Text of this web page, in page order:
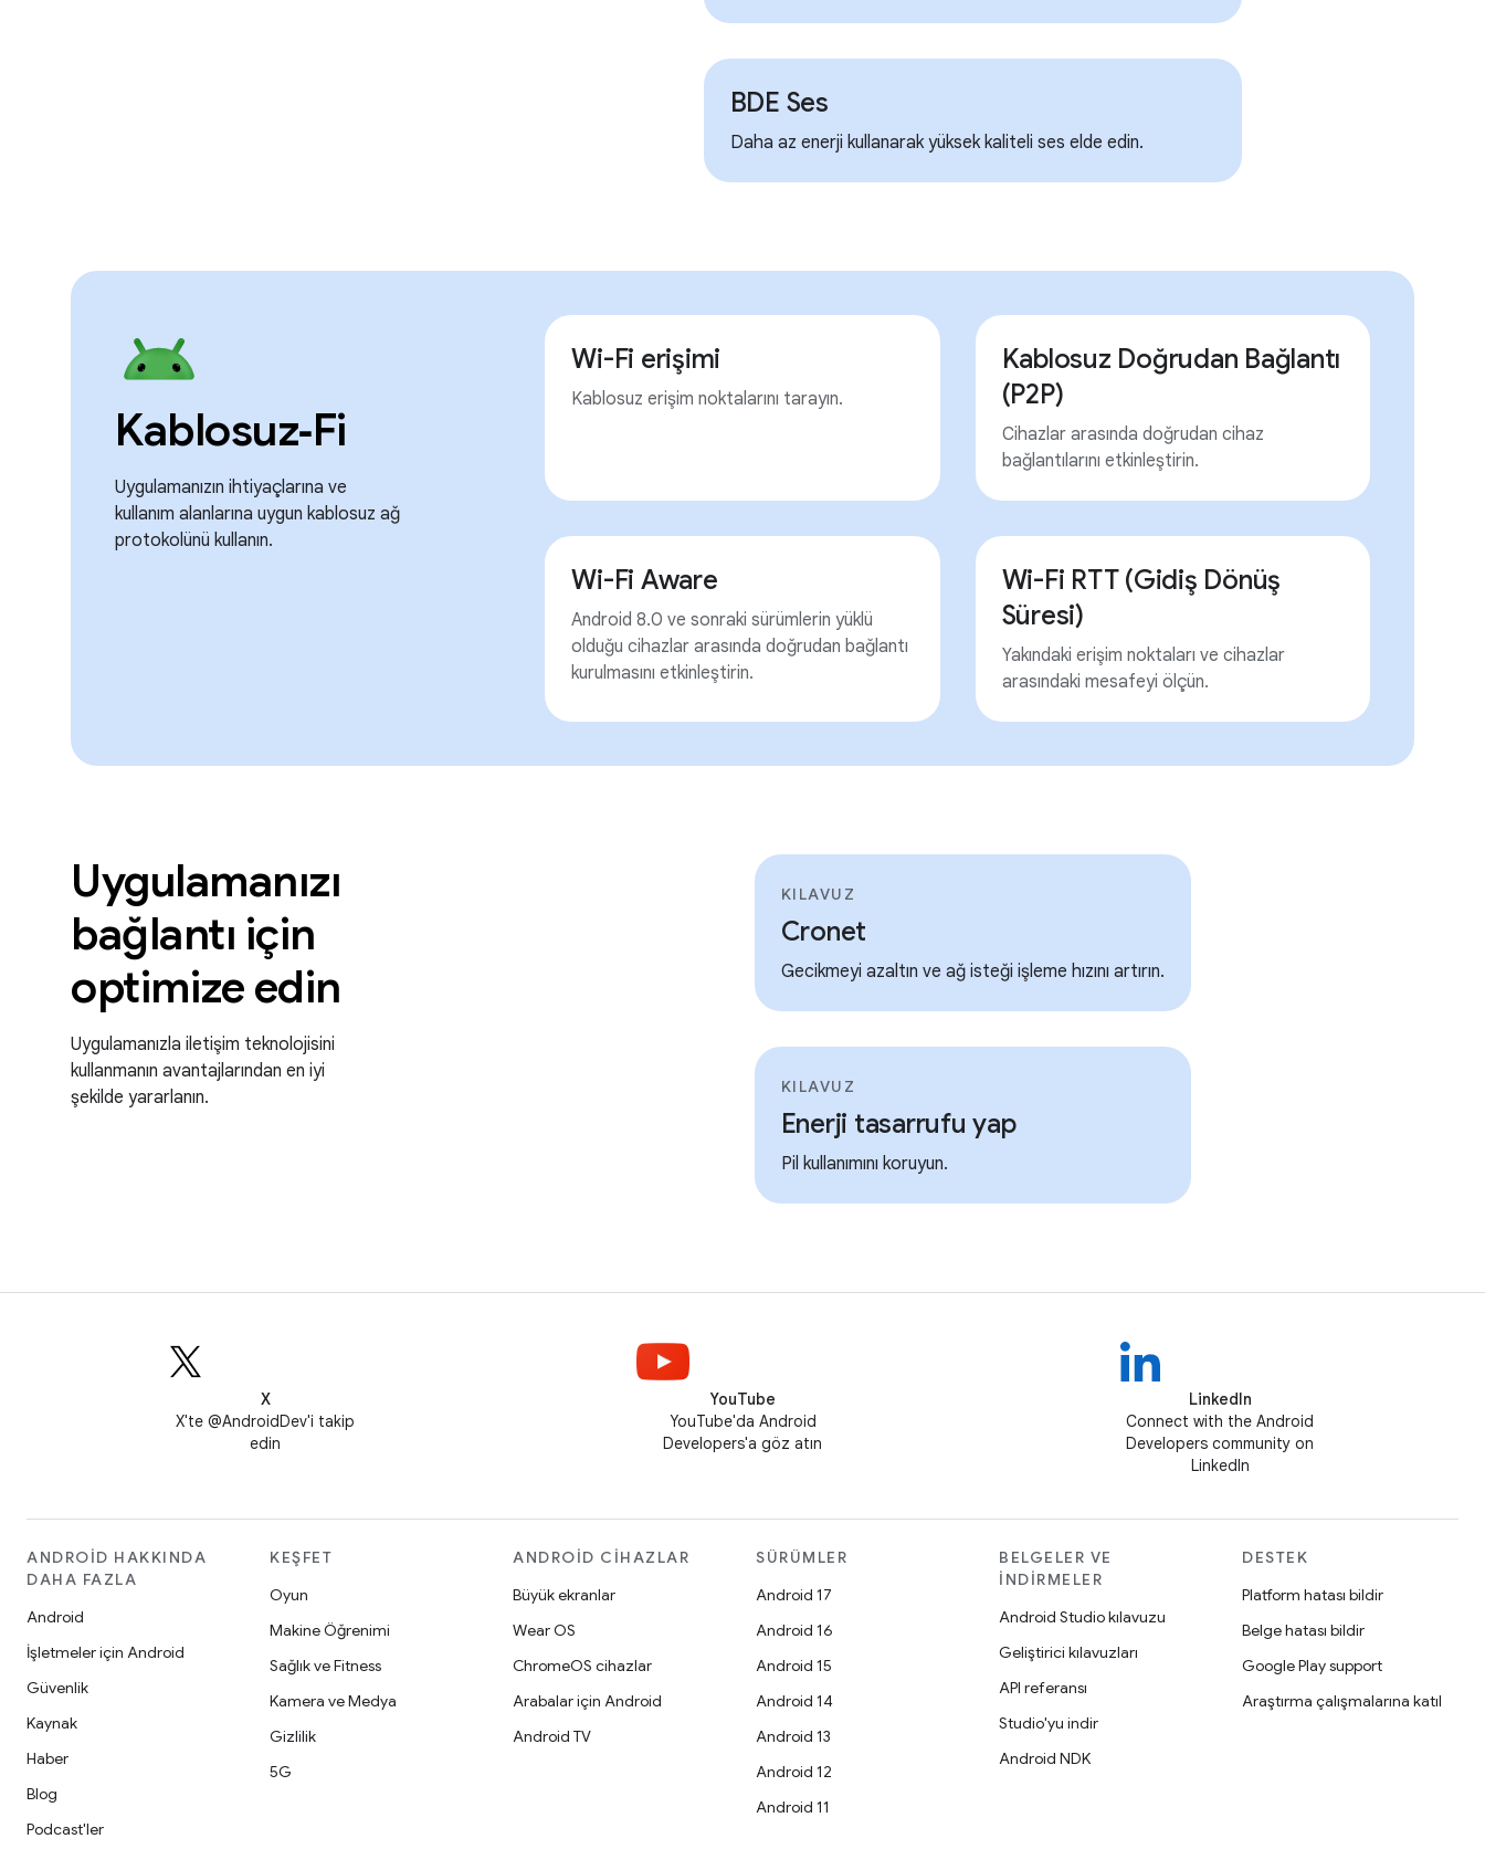
BDE Ses
Daha az enerji kullanarak yüksek kaliteli ses elde edin.
Kablosuz‑Fi
Uygulamanızın ihtiyaçlarına ve
kullanım alanlarına uygun kablosuz ağ
protokolünü kullanın.
Wi-Fi erişimi
Kablosuz erişim noktalarını tarayın.
Kablosuz Doğrudan Bağlantı
(P2P)
Cihazlar arasında doğrudan cihaz
bağlantılarını etkinleştirin.
Wi-Fi Aware
Android 8.0 ve sonraki sürümlerin yüklü
olduğu cihazlar arasında doğrudan bağlantı
kurulmasını etkinleştirin.
Wi-Fi RTT (Gidiş Dönüş
Süresi)
Yakındaki erişim noktaları ve cihazlar
arasındaki mesafeyi ölçün.
Uygulamanızı
bağlantı için
optimize edin
Uygulamanızla iletişim teknolojisini
kullanmanın avantajlarından en iyi
şekilde yararlanın.
KILAVUZ
Cronet
Gecikmeyi azaltın ve ağ isteği işleme hızını artırın.
KILAVUZ
Enerji tasarrufu yap
Pil kullanımını koruyun.
X
X'te @AndroidDev'i takip
edin
YouTube
YouTube'da Android
Developers'a göz atın
LinkedIn
Connect with the Android
Developers community on
LinkedIn
ANDROID HAKKINDA
DAHA FAZLA
Android
İşletmeler için Android
Güvenlik
Kaynak
Haber
Blog
Podcast'ler
KEŞFET
Oyun
Makine Öğrenimi
Sağlık ve Fitness
Kamera ve Medya
Gizlilik
5G
ANDROID CIHAZLAR
Büyük ekranlar
Wear OS
ChromeOS cihazlar
Arabalar için Android
Android TV
SÜRÜMLER
Android 17
Android 16
Android 15
Android 14
Android 13
Android 12
Android 11
BELGELER VE
İNDIRMELER
Android Studio kılavuzu
Geliştirici kılavuzları
API referansı
Studio'yu indir
Android NDK
DESTEK
Platform hatası bildir
Belge hatası bildir
Google Play support
Araştırma çalışmalarına katıl